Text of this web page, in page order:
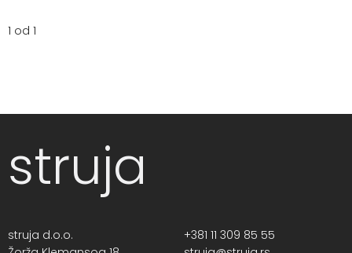
1 od 1
struja
struja d.o.o.
+381 11 309 85 55